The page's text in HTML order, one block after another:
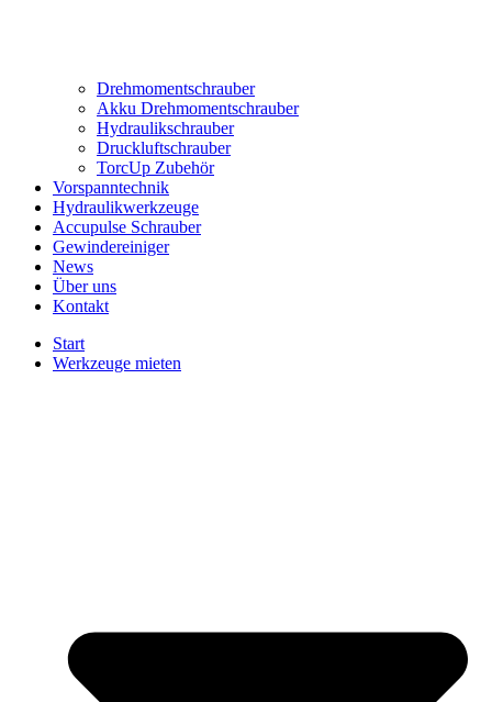
Drehmomentschrauber
Akku Drehmomentschrauber
Hydraulikschrauber
Druckluftschrauber
TorcUp Zubehör
Vorspanntechnik
Hydraulikwerkzeuge
Accupulse Schrauber
Gewindereiniger
News
Über uns
Kontakt
Start
Werkzeuge mieten